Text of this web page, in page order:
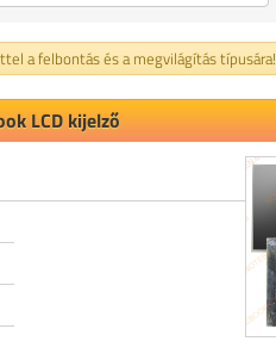
a felbontás és a megvilágítás típusára!
LCD kijelző